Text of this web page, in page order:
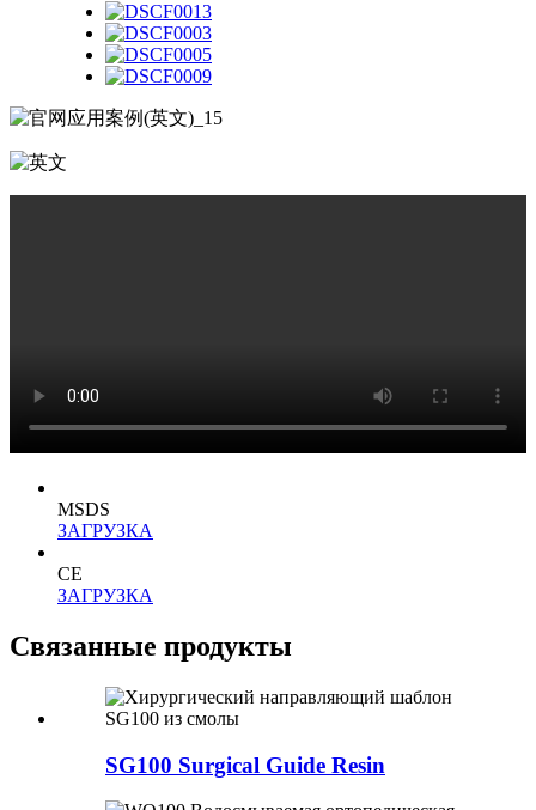
MSDS
ЗАГРУЗКА
CE
ЗАГРУЗКА
Связанные продукты
SG100 Surgical Guide Resin